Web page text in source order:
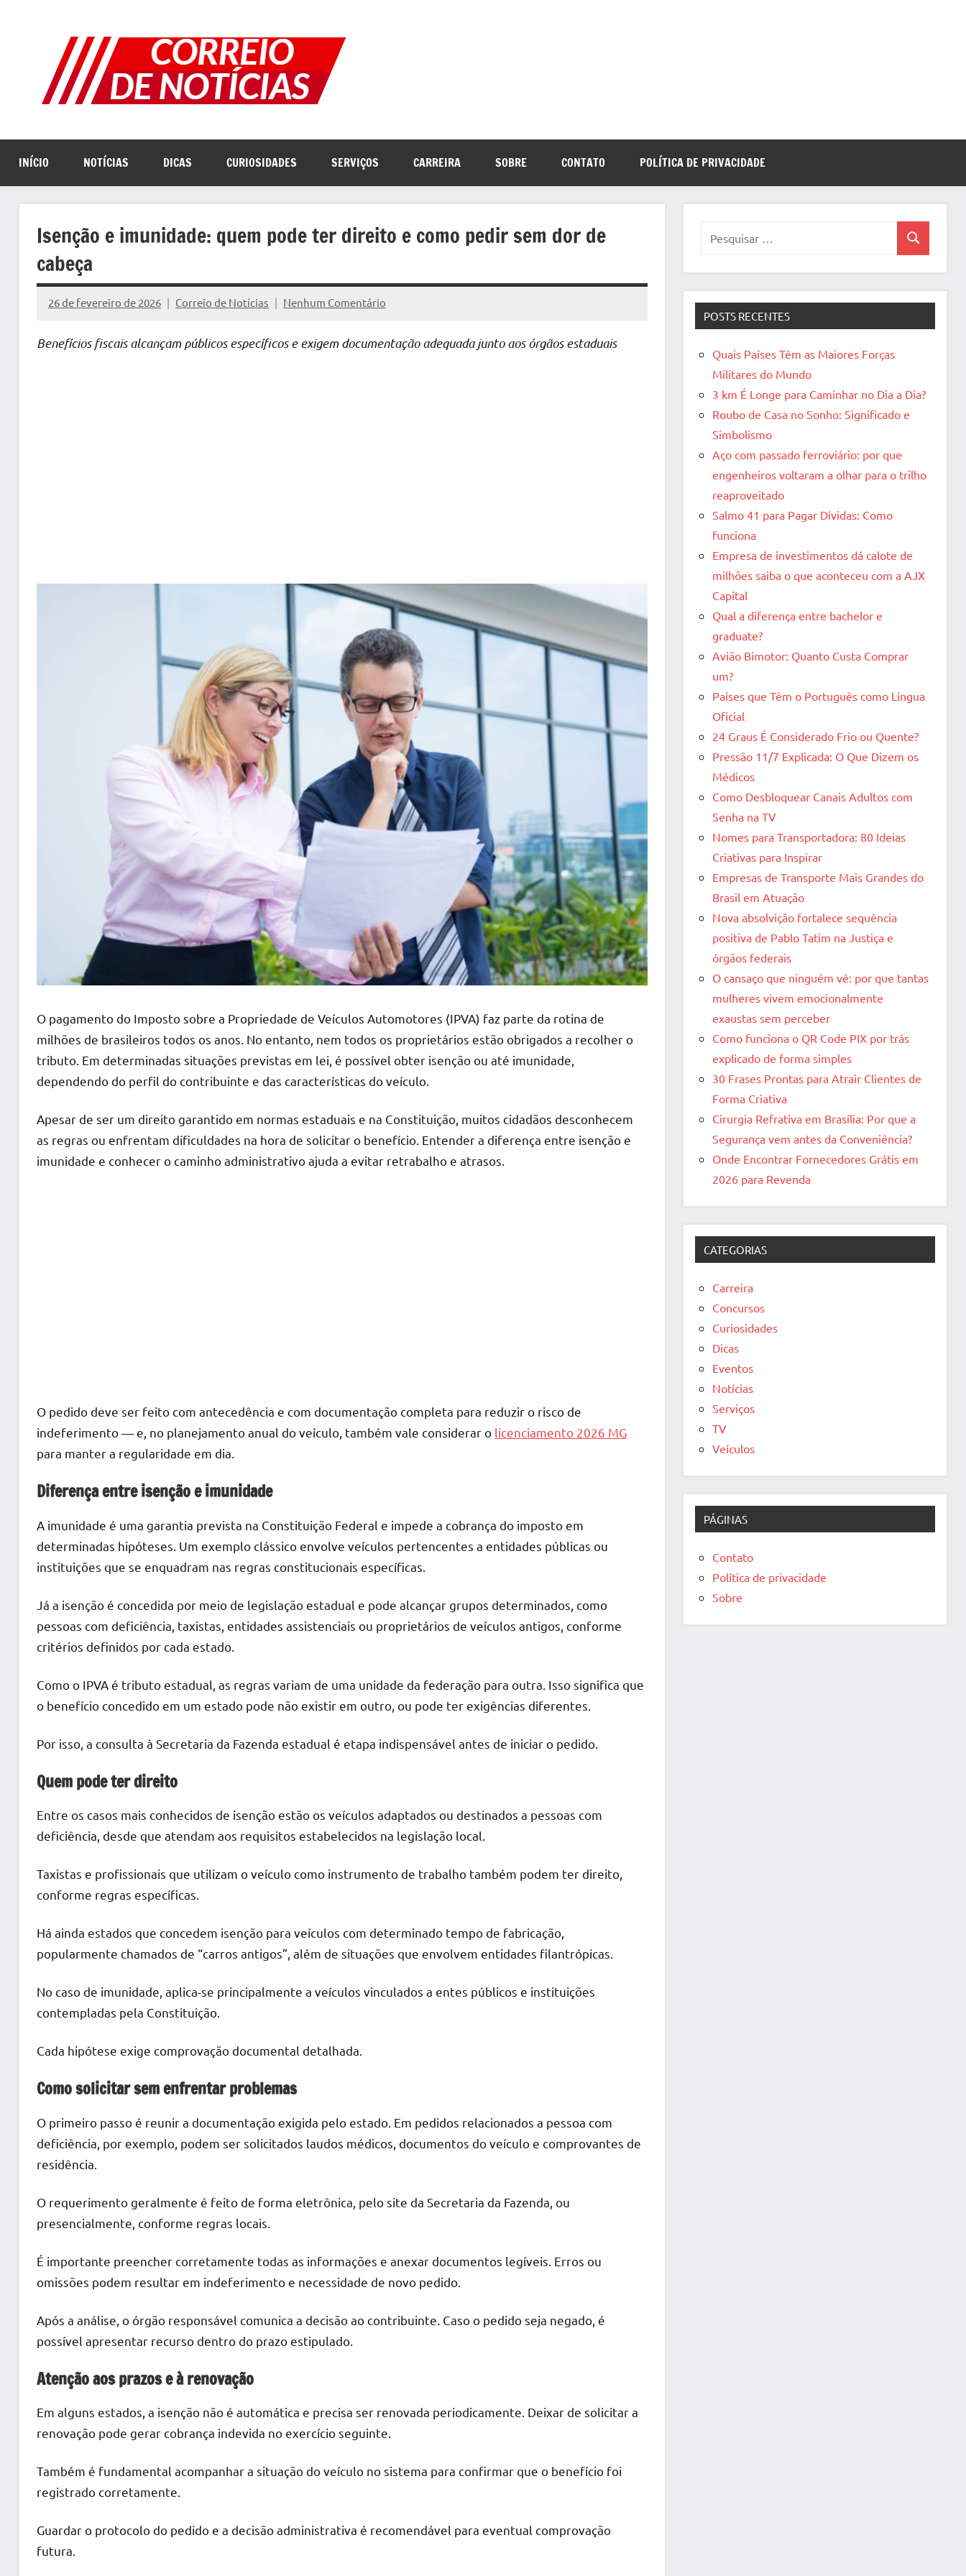
de
Notícias
internet
INÍCIO NOTÍCIAS DICAS CURIOSIDADES SERVIÇOS CARREIRA SOBRE CONTATO POLÍTICA DE PRIVACIDADE
Isenção e imunidade: quem pode ter direito e como pedir sem dor de
cabeça
26 de fevereiro de 2026 Correio de Notícias Nenhum Comentário
Benefícios fiscais alcançam públicos específicos e exigem documentação adequada junto aos órgãos estaduais
O pagamento do Imposto sobre a Propriedade de Veículos Automotores (IPVA) faz parte da rotina de
milhões de brasileiros todos os anos. No entanto, nem todos os proprietários estão obrigados a recolher o
tributo. Em determinadas situações previstas em lei, é possível obter isenção ou até imunidade,
dependendo do perfil do contribuinte e das características do veículo.
Apesar de ser um direito garantido em normas estaduais e na Constituição, muitos cidadãos desconhecem
as regras ou enfrentam dificuldades na hora de solicitar o benefício. Entender a diferença entre isenção e
imunidade e conhecer o caminho administrativo ajuda a evitar retrabalho e atrasos.
O pedido deve ser feito com antecedência e com documentação completa para reduzir o risco de
indeferimento — e, no planejamento anual do veículo, também vale considerar o licenciamento 2026 MG
para manter a regularidade em dia.
Diferença entre isenção e imunidade
A imunidade é uma garantia prevista na Constituição Federal e impede a cobrança do imposto em
determinadas hipóteses. Um exemplo clássico envolve veículos pertencentes a entidades públicas ou
instituições que se enquadram nas regras constitucionais específicas.
Já a isenção é concedida por meio de legislação estadual e pode alcançar grupos determinados, como
pessoas com deficiência, taxistas, entidades assistenciais ou proprietários de veículos antigos, conforme
critérios definidos por cada estado.
Como o IPVA é tributo estadual, as regras variam de uma unidade da federação para outra. Isso significa que
o benefício concedido em um estado pode não existir em outro, ou pode ter exigências diferentes.
Por isso, a consulta à Secretaria da Fazenda estadual é etapa indispensável antes de iniciar o pedido.
Quem pode ter direito
Entre os casos mais conhecidos de isenção estão os veículos adaptados ou destinados a pessoas com
deficiência, desde que atendam aos requisitos estabelecidos na legislação local.
Taxistas e profissionais que utilizam o veículo como instrumento de trabalho também podem ter direito,
conforme regras específicas.
Há ainda estados que concedem isenção para veículos com determinado tempo de fabricação,
popularmente chamados de “carros antigos”, além de situações que envolvem entidades filantrópicas.
No caso de imunidade, aplica-se principalmente a veículos vinculados a entes públicos e instituições
contempladas pela Constituição.
Cada hipótese exige comprovação documental detalhada.
Como solicitar sem enfrentar problemas
O primeiro passo é reunir a documentação exigida pelo estado. Em pedidos relacionados a pessoa com
deficiência, por exemplo, podem ser solicitados laudos médicos, documentos do veículo e comprovantes de
residência.
O requerimento geralmente é feito de forma eletrônica, pelo site da Secretaria da Fazenda, ou
presencialmente, conforme regras locais.
É importante preencher corretamente todas as informações e anexar documentos legíveis. Erros ou
omissões podem resultar em indeferimento e necessidade de novo pedido.
Após a análise, o órgão responsável comunica a decisão ao contribuinte. Caso o pedido seja negado, é
possível apresentar recurso dentro do prazo estipulado.
Atenção aos prazos e à renovação
Em alguns estados, a isenção não é automática e precisa ser renovada periodicamente. Deixar de solicitar a
renovação pode gerar cobrança indevida no exercício seguinte.
Também é fundamental acompanhar a situação do veículo no sistema para confirmar que o benefício foi
registrado corretamente.
Guardar o protocolo do pedido e a decisão administrativa é recomendável para eventual comprovação
futura.
Pesquisa
POSTS RECENTES
Quais Países Têm as Maiores Forças
Militares do Mundo
3 km É Longe para Caminhar no Dia a Dia?
Roubo de Casa no Sonho: Significado e
Simbolismo
Aço com passado ferroviário: por que
engenheiros voltaram a olhar para o trilho
reaproveitado
Salmo 41 para Pagar Dívidas: Como
funciona
Empresa de investimentos dá calote de
milhões saiba o que aconteceu com a AJX
Capital
Qual a diferença entre bachelor e
graduate?
Avião Bimotor: Quanto Custa Comprar
um?
Países que Têm o Português como Língua
Oficial
24 Graus É Considerado Frio ou Quente?
Pressão 11/7 Explicada: O Que Dizem os
Médicos
Como Desbloquear Canais Adultos com
Senha na TV
Nomes para Transportadora: 80 Ideias
Criativas para Inspirar
Empresas de Transporte Mais Grandes do
Brasil em Atuação
Nova absolvição fortalece sequência
positiva de Pablo Tatim na Justiça e
órgãos federais
O cansaço que ninguém vê: por que tantas
mulheres vivem emocionalmente
exaustas sem perceber
Como funciona o QR Code PIX por trás
explicado de forma simples
30 Frases Prontas para Atrair Clientes de
Forma Criativa
Cirurgia Refrativa em Brasília: Por que a
Segurança vem antes da Conveniência?
Onde Encontrar Fornecedores Grátis em
2026 para Revenda
CATEGORIAS
Carreira
Concursos
Curiosidades
Dicas
Eventos
Notícias
Serviços
TV
Veículos
PÁGINAS
Contato
Política de privacidade
Sobre